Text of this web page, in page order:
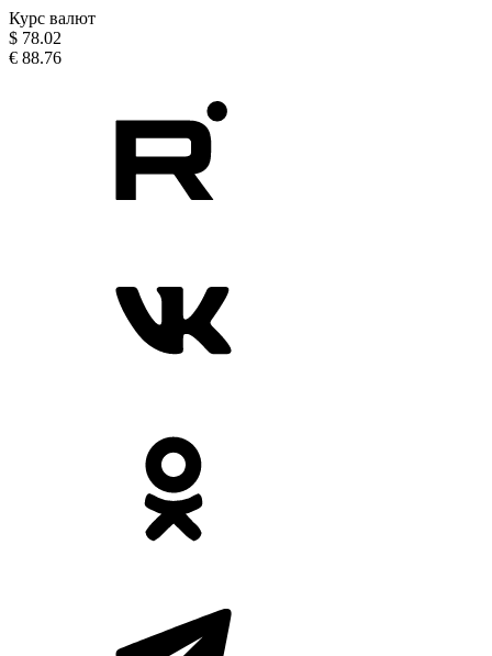
Курс валют
$ 78.02
€ 88.76